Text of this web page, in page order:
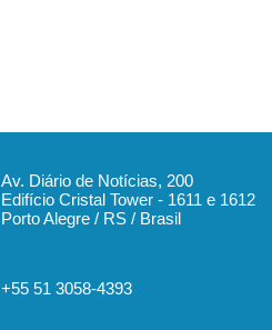
Av. Diário de Notícias, 200
Edifício Cristal Tower - 1611 e 1612
Porto Alegre / RS / Brasil
+55 51 3058-4393